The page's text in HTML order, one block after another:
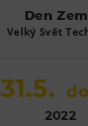
Den
Velký Svět
31.5. do
2022